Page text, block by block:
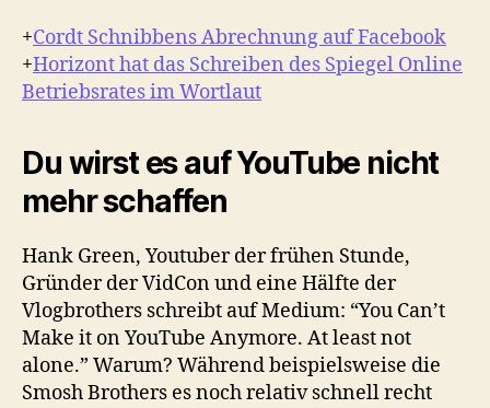
+Cordt Schnibbens Abrechnung auf Facebook
+Horizont hat das Schreiben des Spiegel Online
Betriebsrates im Wortlaut
Du wirst es auf YouTube nicht
mehr schaffen
Hank Green, Youtuber der frühen Stunde,
Gründer der VidCon und eine Hälfte der
Vlogbrothers schreibt auf Medium: “You Can’t
Make it on YouTube Anymore. At least not
alone.” Warum? Während beispielsweise die
Smosh Brothers es noch relativ schnell recht